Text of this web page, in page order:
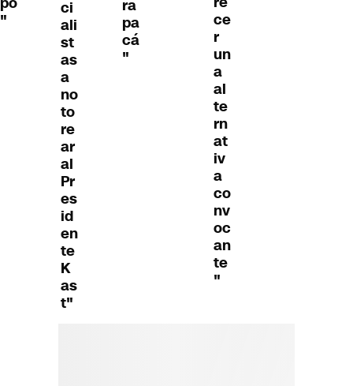
"
ci
ali
st
as
a
no
to
re
ar
al
Pr
es
id
en
te
K
as
t"
ra
pa
cá
"
ce
r
un
a
al
te
rn
at
iv
a
co
nv
oc
an
te
"